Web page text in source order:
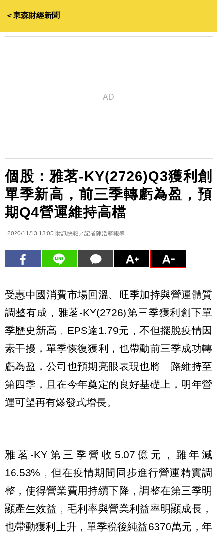
＜東森財經新聞
個股：雅茗-KY(2726)Q3獲利創
單季新高，前三季轉虧為盈，預
期Q4營運維持高檔
2020/11/13 13:05 財訊快報／記者陳浩寧報導
受惠中國消費市場回溫、旺季加持與營運體質
調整有成，雅茗-KY(2726)第三季獲利創下單
季歷史新高，EPS達1.79元，不但擺脫疫情因
素干擾，單季恢復獲利，也帶動前三季成功轉
虧為盈，公司也預期亮眼表現也將一路維持至
第四季，且在今年奠定的良好基礎上，明年營
運可望再有爆發式增長。
雅茗-KY第三季營收5.07億元，雖年減
16.53%，但在疫情期間同步進行營運精實調
整，使得營業費用持續下降，調整在第三季明
顯產生效益，毛利率與營業利益率明顯成長，
也帶動獲利上升，單季稅後純益6370萬元，年